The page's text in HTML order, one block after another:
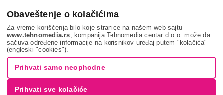
Obaveštenje o kolačićima
Za vreme korišćenja bilo koje stranice na našem web-sajtu
www.tehnomedia.rs , kompanija Tehnomedia centar d.o.o. može da
sačuva određene informacije na korisnikov uređaj putem "kolačića"
(engleski "cookies").
Prihvati samo neophodne
Prihvati sve kolačiće
Mali kuhinjski aparati
Aparati za kuvanje i pečenje
Aparati za sporo kuvanje
APARATI ZA SPORO KUVANJE